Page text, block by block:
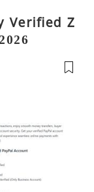
Verified Z